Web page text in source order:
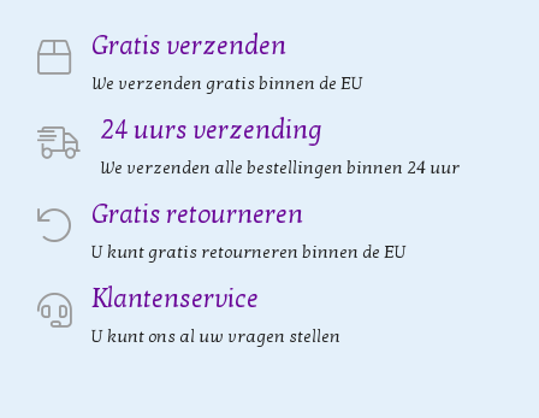
Gratis verzenden
We verzenden gratis binnen de EU
24 uurs verzending
We verzenden alle bestellingen binnen 24 uur
Gratis retourneren
U kunt gratis retourneren binnen de EU
Klantenservice
U kunt ons al uw vragen stellen